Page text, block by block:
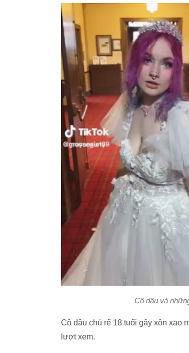
Cô dâu và
Cô dâu chú rể 18 tuổi gây xôn xao
lượt xem.